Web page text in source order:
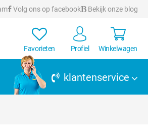
Volg ons op facebook Bekijk onze blog
Favorieten Profiel Winkelwagen
klantenservice